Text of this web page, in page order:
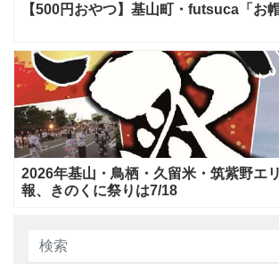
【500円おやつ】基山町・futsuca「お
2026年基山・鳥栖・久留米・筑紫野エ
報、きのくに祭りは7/18